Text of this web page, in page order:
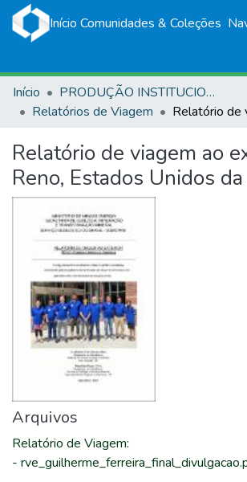
Início Comunidades & Coleções
Início
PRODUÇÃO INSTITUCIONAL
Relatórios de Viagem
Relatório de viagem ao
Reno, Estados Unidos
Arquivos
Relatório de Viagem:
-